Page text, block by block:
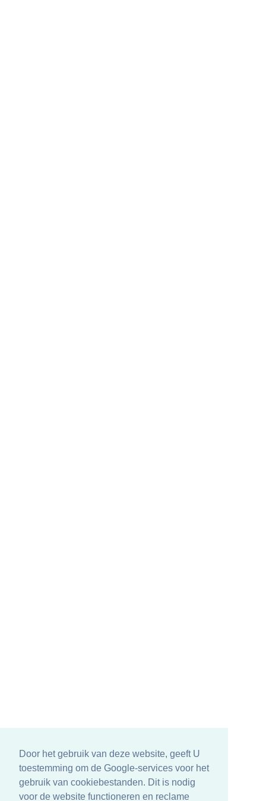
Door het gebruik van deze website, geeft U
toestemming om de Google-services voor het
gebruik van cookiebestanden. Dit is nodig
voor de website functioneren en reclame